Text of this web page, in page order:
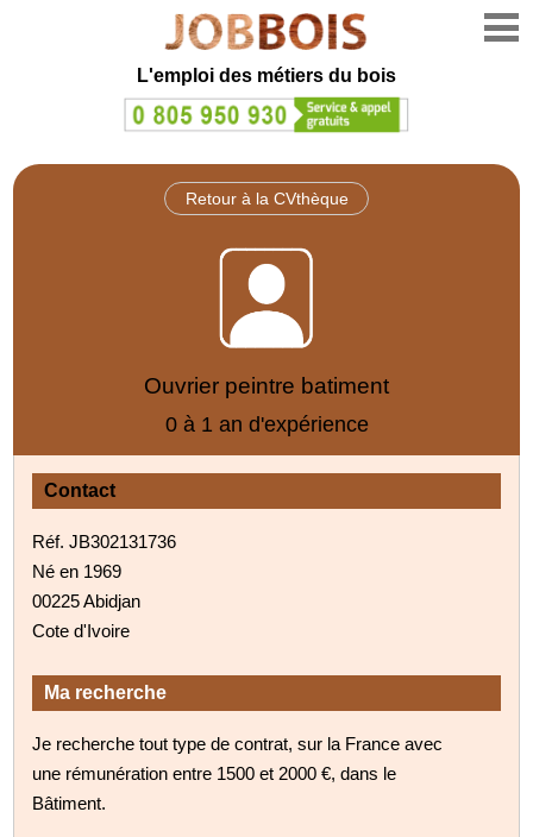
L'emploi des métiers du bois
Retour à la CVthèque
Ouvrier peintre batiment
0 à 1 an d'expérience
Contact
Réf. JB302131736
Né en 1969
00225 Abidjan
Cote d'Ivoire
Ma recherche
Je recherche tout type de contrat, sur la France avec
une rémunération entre 1500 et 2000 €, dans le
Bâtiment.